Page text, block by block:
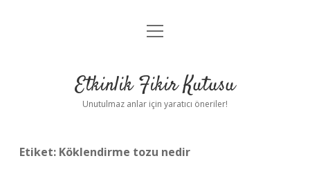
Anasayfa
Yasal Uyarı
menüyü
Etkinlik Fikir Kutusu
Unutulmaz anlar için yaratıcı öneriler!
Etiket: Köklendirme tozu nedir